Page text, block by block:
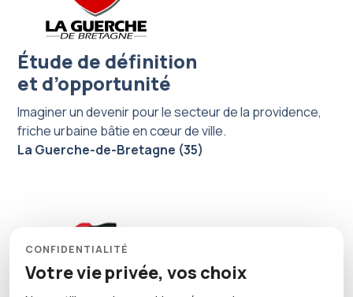
CONFIDENTIALITÉ
Votre vie privée, vos choix
Étude de définition
et d’opportunité
Imaginer un devenir pour le secteur de la providence,
friche urbaine bâtie en cœur de ville.
La Guerche-de-Bretagne (35)